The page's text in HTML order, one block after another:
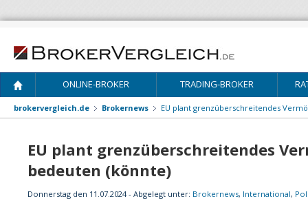
ONLINE-BROKER TRADING-BROKER
brokervergleich.de Brokernews EU plant grenzüberschreitendes
EU plant grenzüberschreitendes
bedeuten (könnte)
Donnerstag den 11.07.2024 - Abgelegt unter: Brokernews, International,